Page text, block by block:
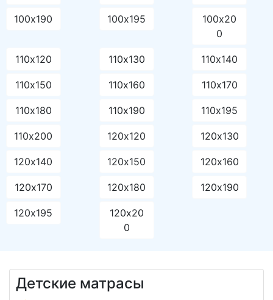
100х190 100х195
100х20
0
110х120 110х130 110х140
110х150 110х160 110х170
110х180 110х190 110х195
110х200 120х120 120х130
120х140 120х150 120х160
120х170 120х180 120х190
120х195
120х20
0
Детские матрасы